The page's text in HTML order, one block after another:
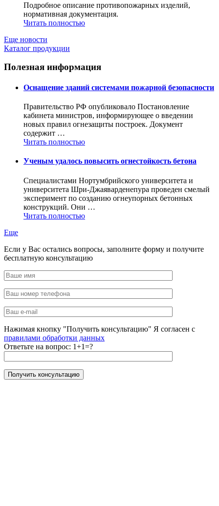
Подробное описание противопожарных изделий,
нормативная документация.
Читать полностью
Еще новости
Каталог продукции
Полезная информация
Оснащение зданий системами пожарной безопасности
Правительство РФ опубликовало Постановление
кабинета министров, информирующее о введении
новых правил огнезащиты построек. Документ
содержит …
Читать полностью
Ученым удалось повысить огнестойкость бетона
Специалистами Нортумбрийского университета и
университета Шри-Джаяварденепура проведен смелый
эксперимент по созданию огнеупорных бетонных
конструкций. Они …
Читать полностью
Еще
Если у Вас остались вопросы, заполните форму и получите
бесплатную консультацию
Нажимая кнопку "Получить консультацию" Я согласен с
правилами обработки данных
Ответьте на вопрос: 1+1=?